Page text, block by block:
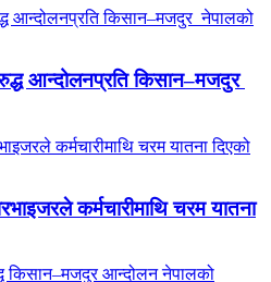
आन्दोलनप्रति किसान–मजदुर
कर्मचारीमाथि चरम यातना